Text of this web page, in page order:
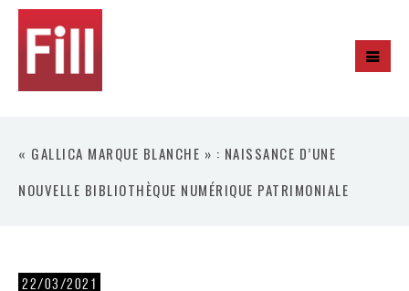
« GALLICA MARQUE BLANCHE » : NAISSANCE D’UNE
NOUVELLE BIBLIOTHÈQUE NUMÉRIQUE PATRIMONIALE
22/03/2021